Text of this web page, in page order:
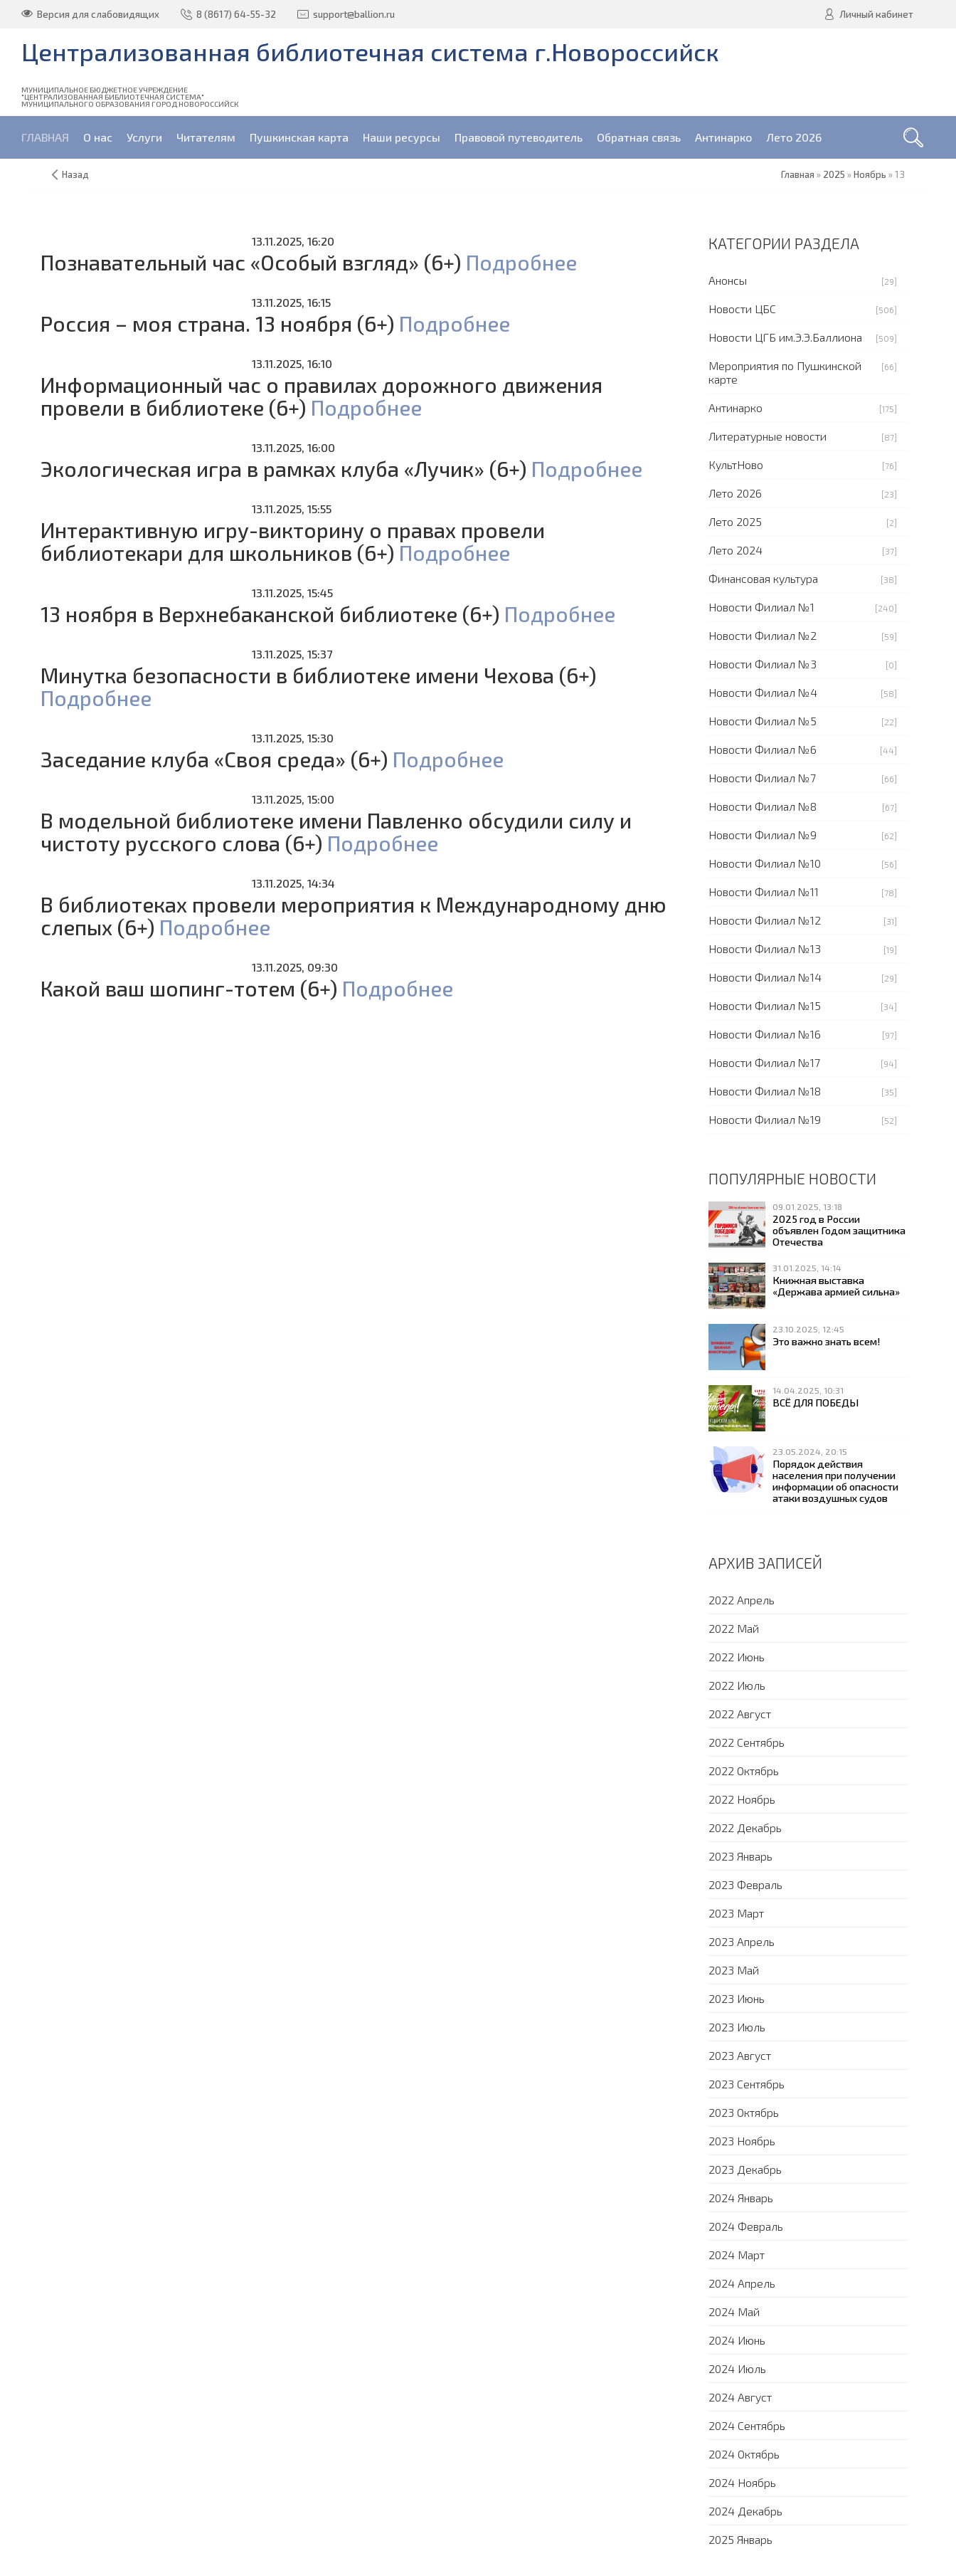
Версия для слабовидящих 8 (8617) 64-55-32 support@ballion.ru Личный кабинет
Централизованная библиотечная система г.Новороссийск
МУНИЦИПАЛЬНОЕ БЮДЖЕТНОЕ УЧРЕЖДЕНИЕ
"ЦЕНТРАЛИЗОВАННАЯ БИБЛИОТЕЧНАЯ СИСТЕМА"
МУНИЦИПАЛЬНОГО ОБРАЗОВАНИЯ ГОРОД НОВОРОССИЙСК
ГЛАВНАЯ О нас Услуги Читателям Пушкинская карта Наши ресурсы Правовой путеводитель Обратная связь Антинарко Лето 2026
Назад Главная » 2025 »Ноябрь »13
13.11.2025, 16:20
Познавательный час «Особый взгляд» (6+) Подробнее
13.11.2025, 16:15
Россия – моя страна. 13 ноября (6+) Подробнее
13.11.2025, 16:10
Информационный час о правилах дорожного движения
провели в библиотеке (6+) Подробнее
13.11.2025, 16:00
Экологическая игра в рамках клуба «Лучик» (6+) Подробнее
13.11.2025, 15:55
Интерактивную игру-викторину о правах провели
библиотекари для школьников (6+) Подробнее
13.11.2025, 15:45
13 ноября в Верхнебаканской библиотеке (6+) Подробнее
13.11.2025, 15:37
Минутка безопасности в библиотеке имени Чехова (6+)
Подробнее
13.11.2025, 15:30
Заседание клуба «Своя среда» (6+) Подробнее
13.11.2025, 15:00
В модельной библиотеке имени Павленко обсудили силу и
чистоту русского слова (6+) Подробнее
13.11.2025, 14:34
В библиотеках провели мероприятия к Международному дню
слепых (6+) Подробнее
13.11.2025, 09:30
Какой ваш шопинг-тотем (6+) Подробнее
КАТЕГОРИИ РАЗДЕЛА
Анонсы [29]
Новости ЦБС [506]
Новости ЦГБ им.Э.Э.Баллиона [509]
Мероприятия по Пушкинской
карте
[66]
Антинарко [175]
Литературные новости [87]
КультНово [76]
Лето 2026 [23]
Лето 2025 [2]
Лето 2024 [37]
Финансовая культура [38]
Новости Филиал №1 [240]
Новости Филиал №2 [59]
Новости Филиал №3 [0]
Новости Филиал №4 [58]
Новости Филиал №5 [22]
Новости Филиал №6 [44]
Новости Филиал №7 [66]
Новости Филиал №8 [67]
Новости Филиал №9 [62]
Новости Филиал №10 [56]
Новости Филиал №11 [78]
Новости Филиал №12 [31]
Новости Филиал №13 [19]
Новости Филиал №14 [29]
Новости Филиал №15 [34]
Новости Филиал №16 [97]
Новости Филиал №17 [94]
Новости Филиал №18 [35]
Новости Филиал №19 [52]
ПОПУЛЯРНЫЕ НОВОСТИ
09.01.2025, 13:18
2025 год в России
объявлен Годом защитника
Отечества
31.01.2025, 14:14
Книжная выставка
«Держава армией сильна»
23.10.2025, 12:45
Это важно знать всем!
14.04.2025, 10:31
ВСЁ ДЛЯ ПОБЕДЫ
23.05.2024, 20:15
Порядок действия
населения при получении
информации об опасности
атаки воздушных судов
АРХИВ ЗАПИСЕЙ
2022 Апрель
2022 Май
2022 Июнь
2022 Июль
2022 Август
2022 Сентябрь
2022 Октябрь
2022 Ноябрь
2022 Декабрь
2023 Январь
2023 Февраль
2023 Март
2023 Апрель
2023 Май
2023 Июнь
2023 Июль
2023 Август
2023 Сентябрь
2023 Октябрь
2023 Ноябрь
2023 Декабрь
2024 Январь
2024 Февраль
2024 Март
2024 Апрель
2024 Май
2024 Июнь
2024 Июль
2024 Август
2024 Сентябрь
2024 Октябрь
2024 Ноябрь
2024 Декабрь
2025 Январь